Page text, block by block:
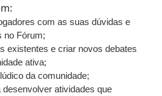
com as suas dúvidas e
no Fórum;
existentes e criar novos debates
ativa;
da comunidade;
desenvolver atividades que